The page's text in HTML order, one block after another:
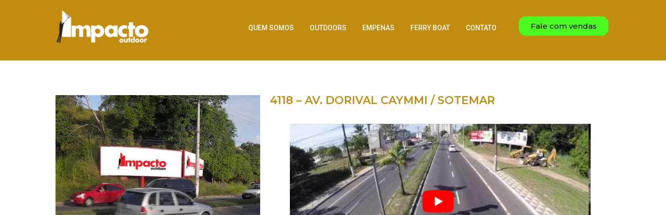
QUEM SOMOS OUTDOORS EMPENAS FERRY BOAT CONTATO Fale com vendas
4118 – AV. DORIVAL CAYMMI / SOTEMAR